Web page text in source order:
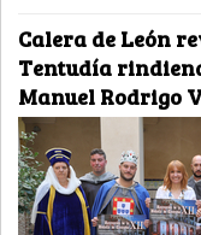
Calera de León
Tentudía
Manuel Rodrigo